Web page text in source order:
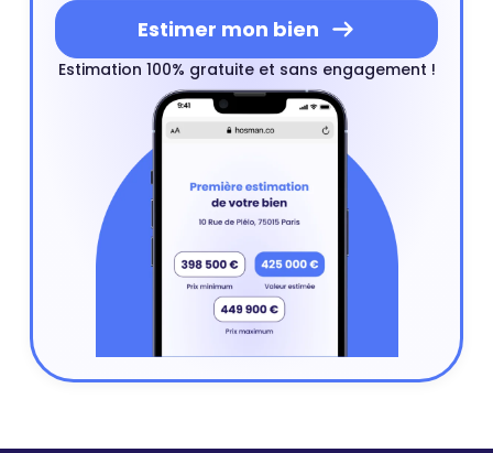
Estimer mon bien
Estimation 100% gratuite et sans engagement !